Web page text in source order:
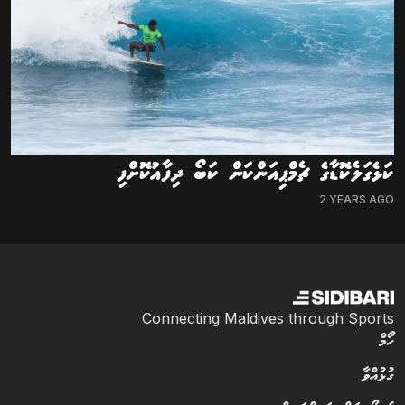
ކަޅެގަލެކޮޑާގެ ޗެމްޕިއަންކަން ކަބޯ ދިފާއުކޮށްފި
2 YEARS AGO
Connecting Maldives through Sports
ހޯމް
ގުޅުއްވާ